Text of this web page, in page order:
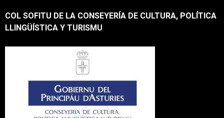
COL SOFITU DE LA CONSEYERÍA DE CULTURA, POLÍTICA
LLINGÜÍSTICA Y TURISMU